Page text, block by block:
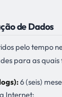
de Dados
pelo tempo
para as
6 (seis)
Internet;